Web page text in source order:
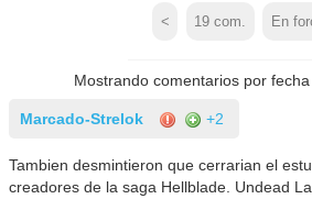
< 19 com. En
Mostrando comentarios por
Marcado-Strelok +2
Tambien desmintieron que cerrarian el
creadores de la saga Hellblade. Undead